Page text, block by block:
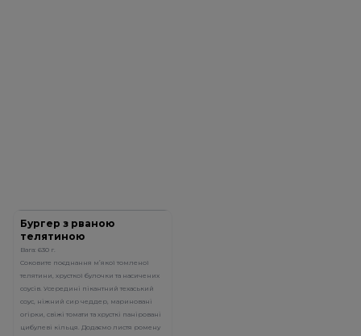
Бургер з рваною
телятиною
Вага: 630 г.
Соковите поєднання м’якої томленої
телятини, хрусткої булочки та насичених
соусів. Усередині пікантний техаський
соус, ніжний сир чеддер, мариновані
огірки, свіжі томати та хрусткі паніровані
цибулеві кільця. Додаємо листя ромену